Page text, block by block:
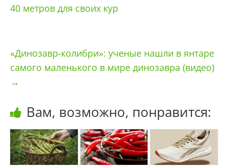
40 метров для своих кур
«Динозавр-колибри»: ученые нашли в янтаре
самого маленького в мире динозавра (видео)
→
Вам, возможно, понравится: